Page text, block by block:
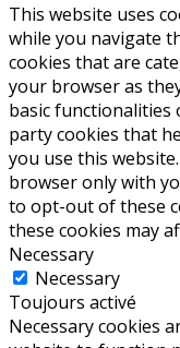
This website uses
while you navigate
cookies that are
your browser as
basic functionalities
party cookies that
you use this
browser only with
to opt-out of these
these cookies may
Necessary
Necessary
Toujours activé
Necessary cookies